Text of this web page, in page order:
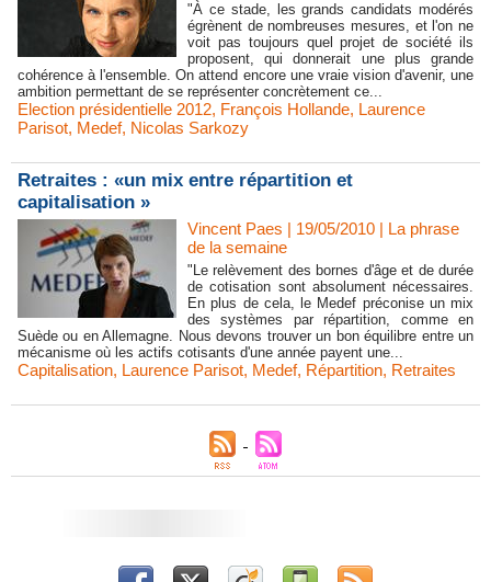
"À ce stade, les grands candidats modérés
égrènent de nombreuses mesures, et l'on ne
voit pas toujours quel projet de société ils
proposent, qui donnerait une plus grande
cohérence à l'ensemble. On attend encore une vraie vision d'avenir, une
ambition permettant de se représenter concrètement ce...
Election présidentielle 2012, François Hollande, Laurence
Parisot, Medef, Nicolas Sarkozy
Retraites : «un mix entre répartition et
capitalisation »
Vincent Paes | 19/05/2010 | La phrase
de la semaine
"Le relèvement des bornes d'âge et de durée
de cotisation sont absolument nécessaires.
En plus de cela, le Medef préconise un mix
des systèmes par répartition, comme en
Suède ou en Allemagne. Nous devons trouver un bon équilibre entre un
mécanisme où les actifs cotisants d'une année payent une...
Capitalisation, Laurence Parisot, Medef, Répartition, Retraites